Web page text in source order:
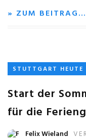
» ZUM BEITRAG…
STUTTGART HEUTE
Start der
für die
Felix Wieland